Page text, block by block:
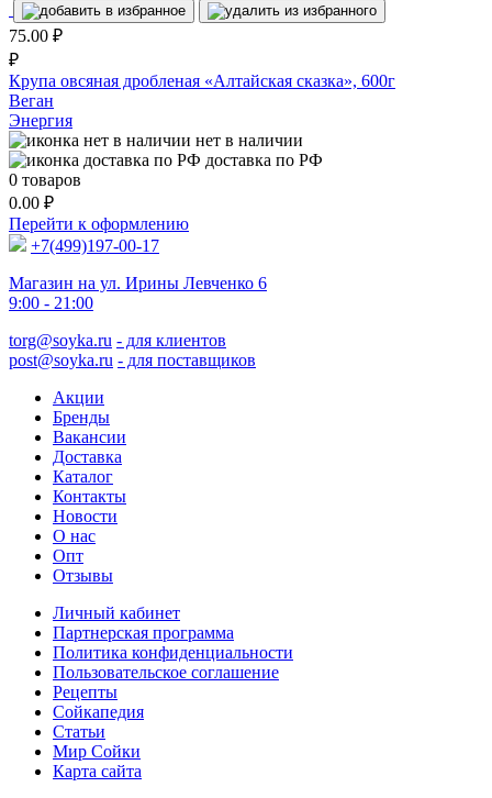
75.00 ₽
₽
Крупа овсяная дробленая «Алтайская сказка», 600г
Веган
Энергия
нет в наличии
доставка по РФ
0 товаров
0.00 ₽
Перейти к оформлению
+7(499)197-00-17
Магазин на ул. Ирины Левченко 6
9:00 - 21:00
torg@soyka.ru - для клиентов
post@soyka.ru - для поставщиков
Акции
Бренды
Вакансии
Доставка
Каталог
Контакты
Новости
О нас
Опт
Отзывы
Личный кабинет
Партнерская программа
Политика конфиденциальности
Пользовательское соглашение
Рецепты
Сойкапедия
Статьи
Мир Сойки
Карта сайта